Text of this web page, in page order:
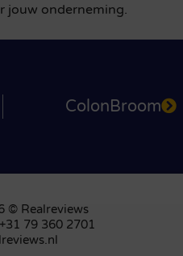
jouw onderneming.
ColonBroom
© Realreviews
79 360 2701